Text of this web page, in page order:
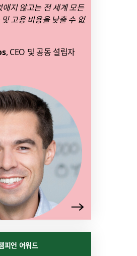
애지 않고는 전 세계 모든
고용 비용을 낮출 수 없
, CEO 및 공동 설립자
피언 어워드